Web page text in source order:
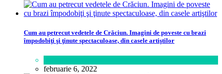
Cum au petrecut vedetele de Crăciun. Imagini de poveste cu brazi
împodobiţi şi ţinute spectaculoase, din casele artiştilor
februarie 6, 2022